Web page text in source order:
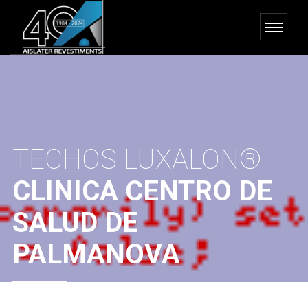
TECHOS LUXALON®
CLINICA CENTRO DE
SALUD DE
PALMANOVA